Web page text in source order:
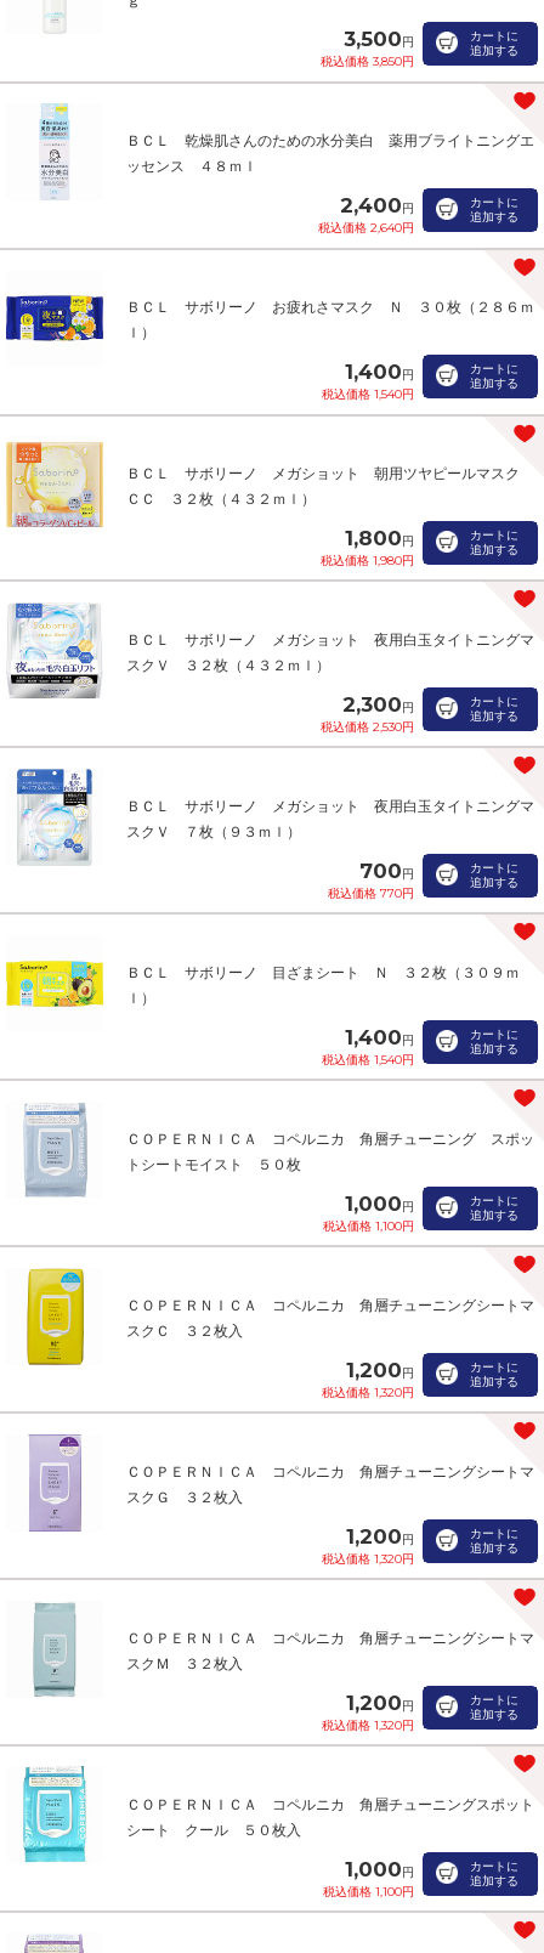
3,500円
税込価格 3,850円
カートに
追加する
ＢＣＬ 乾燥肌さんのための水分美白 薬用ブライトニングエ
ッセンス ４８ｍｌ
2,400円
税込価格 2,640円
カートに
追加する
ＢＣＬ サボリーノ お疲れさマスク Ｎ ３０枚（２８６ｍ
ｌ）
1,400円
税込価格 1,540円
カートに
追加する
ＢＣＬ サボリーノ メガショット 朝用ツヤピールマスク
ＣＣ ３２枚（４３２ｍｌ）
1,800円
税込価格 1,980円
カートに
追加する
ＢＣＬ サボリーノ メガショット 夜用白玉タイトニングマ
スクＶ ３２枚（４３２ｍｌ）
2,300円
税込価格 2,530円
カートに
追加する
ＢＣＬ サボリーノ メガショット 夜用白玉タイトニングマ
スクＶ ７枚（９３ｍｌ）
700円
税込価格 770円
カートに
追加する
ＢＣＬ サボリーノ 目ざまシート Ｎ ３２枚（３０９ｍ
ｌ）
1,400円
税込価格 1,540円
カートに
追加する
ＣＯＰＥＲＮＩＣＡ コペルニカ 角層チューニング スポッ
トシートモイスト ５０枚
1,000円
税込価格 1,100円
カートに
追加する
ＣＯＰＥＲＮＩＣＡ コペルニカ 角層チューニングシートマ
スクＣ ３２枚入
1,200円
税込価格 1,320円
カートに
追加する
ＣＯＰＥＲＮＩＣＡ コペルニカ 角層チューニングシートマ
スクＧ ３２枚入
1,200円
税込価格 1,320円
カートに
追加する
ＣＯＰＥＲＮＩＣＡ コペルニカ 角層チューニングシートマ
スクＭ ３２枚入
1,200円
税込価格 1,320円
カートに
追加する
ＣＯＰＥＲＮＩＣＡ コペルニカ 角層チューニングスポット
シート クール ５０枚入
1,000円
税込価格 1,100円
カートに
追加する